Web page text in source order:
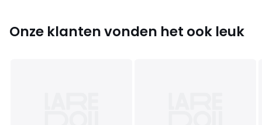
Maten 8 jaar - 126 cm, 10 jaar - 138 cm, 14 jaar - 162 cm
Onze klanten vonden het ook leuk